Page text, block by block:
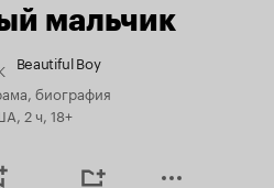
мальчик
Beautiful Boy
биография
2 ч, 18+